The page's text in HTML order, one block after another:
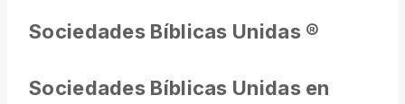
Sociedades Bíblicas Unidas ®
Sociedades Bíblicas Unidas en